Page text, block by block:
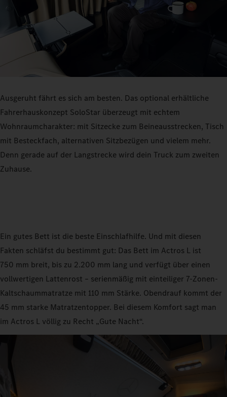
Ausgeruht fährt es sich am besten. Das optional erhältliche
Fahrerhauskonzept SoloStar überzeugt mit echtem
Wohnraumcharakter: mit Sitzecke zum Beineausstrecken, Tisch
mit Besteckfach, alternativen Sitzbezügen und vielem mehr.
Denn gerade auf der Langstrecke wird dein Truck zum zweiten
Zuhause.
Ein gutes Bett ist die beste Einschlafhilfe. Und mit diesen
Fakten schläfst du bestimmt gut: Das Bett im Actros L ist
750 mm breit, bis zu 2.200 mm lang und verfügt über einen
vollwertigen Lattenrost – serienmäßig mit einteiliger 7-Zonen-
Kaltschaummatratze mit 110 mm Stärke. Obendrauf kommt der
45 mm starke Matratzentopper. Bei diesem Komfort sagt man
im Actros L völlig zu Recht „Gute Nacht“.